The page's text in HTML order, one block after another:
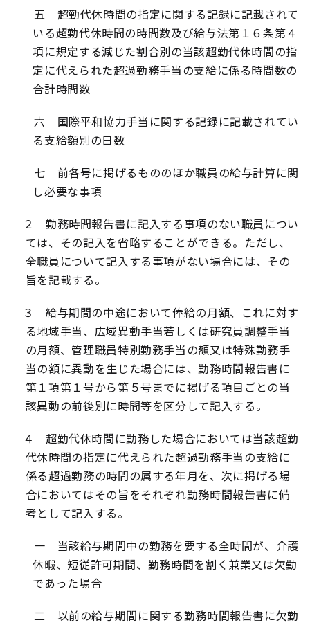
五 超勤代休時間の指定に関する記録に記載されて
いる超勤代休時間の時間数及び給与法第１６条第４
項に規定する減じた割合別の当該超勤代休時間の指
定に代えられた超過勤務手当の支給に係る時間数の
合計時間数
六 国際平和協力手当に関する記録に記載されてい
る支給額別の日数
七 前各号に掲げるもののほか職員の給与計算に関
し必要な事項
２ 勤務時間報告書に記入する事項のない職員につい
ては、その記入を省略することができる。ただし、
全職員について記入する事項がない場合には、その
旨を記載する。
３ 給与期間の中途において俸給の月額、これに対す
る地域手当、広域異動手当若しくは研究員調整手当
の月額、管理職員特別勤務手当の額又は特殊勤務手
当の額に異動を生じた場合には、勤務時間報告書に
第１項第１号から第５号までに掲げる項目ごとの当
該異動の前後別に時間等を区分して記入する。
４ 超勤代休時間に勤務した場合においては当該超勤
代休時間の指定に代えられた超過勤務手当の支給に
係る超過勤務の時間の属する年月を、次に掲げる場
合においてはその旨をそれぞれ勤務時間報告書に備
考として記入する。
一 当該給与期間中の勤務を要する全時間が、介護
休暇、短従許可期間、勤務時間を割く兼業又は欠勤
であった場合
二 以前の給与期間に関する勤務時間報告書に欠勤